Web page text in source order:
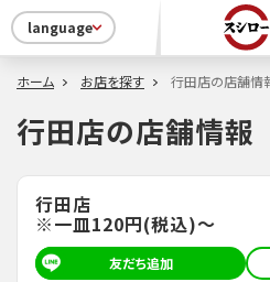
language
ホーム お店を探す 行田店の店舗情
行田店の店舗情報
行田店
※一皿120円(税込)～
友だち追加